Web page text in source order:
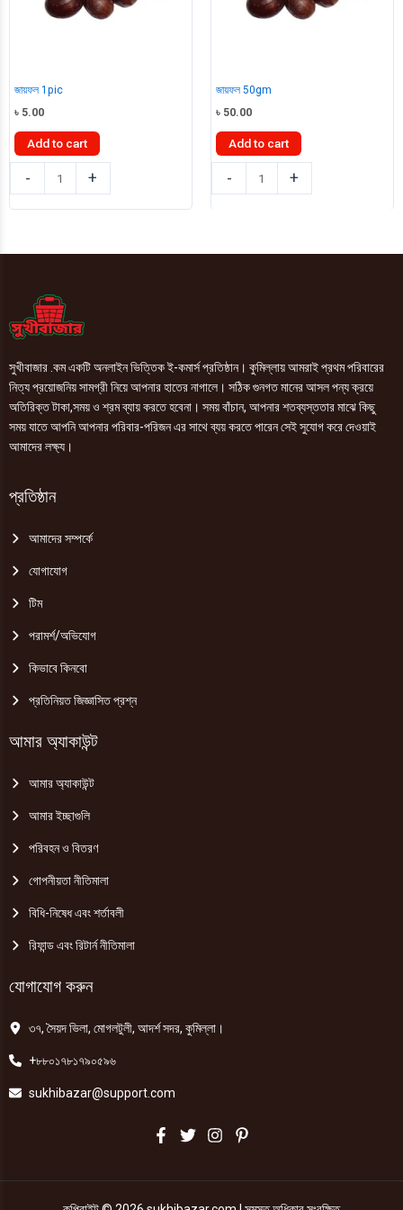
জায়ফল 1pic
৳ 5.00
Add to cart
-
1pic
quantity
+
জায়ফল 50gm
৳ 50.00
Add to cart
-
50gm
quantity
+
সুখীবাজার .কম একটি অনলাইন ভিত্তিক ই-কমার্স প্রতিষ্ঠান। কুমিল্লায় আমরাই প্রথম পরিবারের
নিত্য প্রয়োজনিয় সামগ্রী নিয়ে আপনার হাতের নাগালে। সঠিক গুনগত মানের আসল পন্য ক্রয়ে
অতিরিক্ত টাকা,সময় ও শ্রম ব্যায় করতে হবেনা। সময় বাঁচান, আপনার শতব্যস্ততার মাঝে কিছু
সময় যাতে আপনি আপনার পরিবার-পরিজন এর সাথে ব্যয় করতে পারেন সেই সুযোগ করে দেওয়াই
আমাদের লক্ষ্য।
প্রতিষ্ঠান
আমাদের সম্পর্কে
যোগাযোগ
টিম
পরামর্শ/অভিযোগ
কিভাবে কিনবো
প্রতিনিয়ত জিজ্ঞাসিত প্রশ্ন
আমার অ্যাকাউন্ট
আমার অ্যাকাউন্ট
আমার ইচ্ছাগুলি
পরিবহন ও বিতরণ
গোপনীয়তা নীতিমালা
বিধি-নিষেধ এবং শর্তাবলী
রিফান্ড এবং রিটার্ন নীতিমালা
যোগাযোগ করুন
৩৭, সৈয়দ ভিলা, মোগলটুলী, আদর্শ সদর, কুমিল্লা।
+৮৮০১৭৮১৭৯০৫৯৬
sukhibazar@support.com